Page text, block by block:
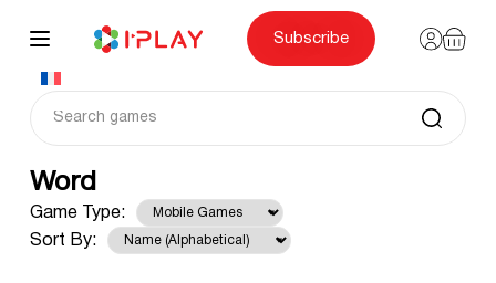
content
Subscribe
Word
Game Type:
Sort By: